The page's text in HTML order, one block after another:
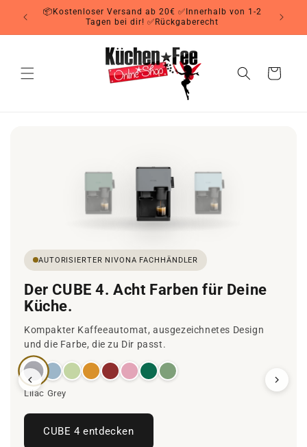
zum
📦Kostenloser Versand ab 20€ ✅Innerhalb von 1-2
Tagen bei dir! ✅Rückgaberecht
Warenkorb
AUTORISIERTER NIVONA FACHHÄNDLER
Der CUBE 4. Acht Farben für Deine
Küche.
Kompakter Kaffeeautomat, ausgezeichnetes Design
und die Farbe, die zu Dir passt.
Lilac Grey
CUBE 4 entdecken